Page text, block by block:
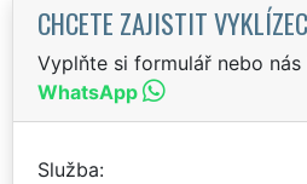
CHCETE ZAJISTIT
Vyplňte si formulář nebo
WhatsApp
Služba